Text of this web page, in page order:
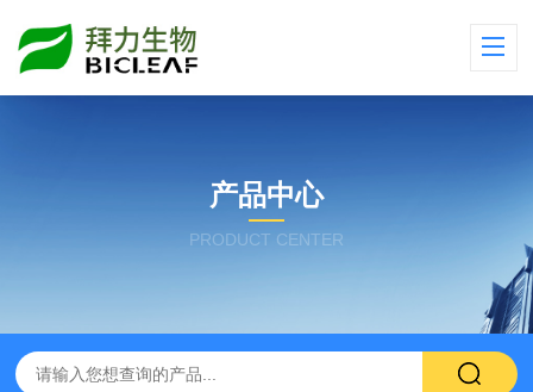
产品中心
PRODUCT CENTER